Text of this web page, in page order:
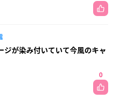
ジが染み付いていて今風のキャ
0